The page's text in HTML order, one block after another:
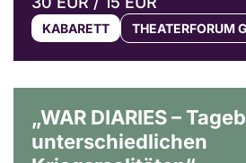
KABARETT THEATERFORUM
„WAR DIARIES –
unterschiedlichen